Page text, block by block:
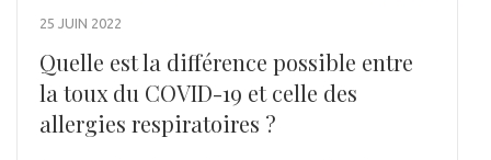
25 JUIN 2022
Quelle est la différence possible entre
la toux du COVID-19 et celle des
allergies respiratoires ?